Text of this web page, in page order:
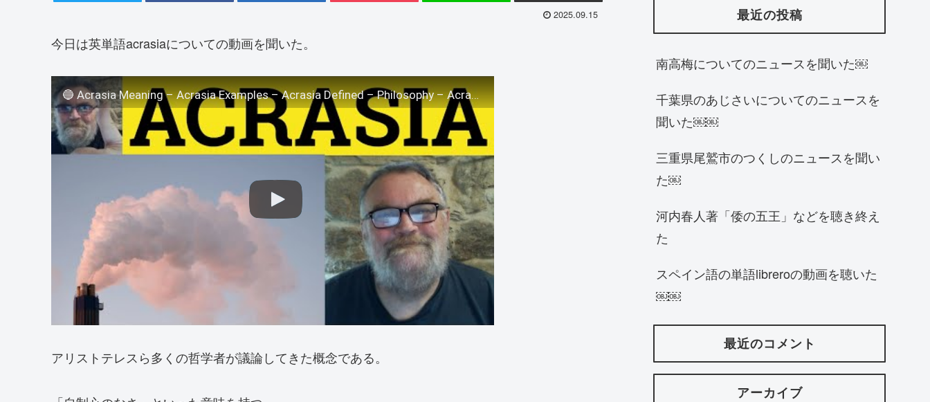
2025.09.15
今日は英単語acrasiaについての動画を聞いた。
🔵 Acrasia Meaning – Acrasia Examples – Acrasia Defined – Philosophy – Acrasia
アリストテレスら多くの哲学者が議論してきた概念である。
最近の投稿
南高梅についてのニュースを聞いた￼
千葉県のあじさいについてのニュースを
聞いた￼￼
三重県尾鷲市のつくしのニュースを聞い
た￼
河内春人著「倭の五王」などを聴き終え
た
スペイン語の単語libreroの動画を聴いた
￼￼
最近のコメント
アーカイブ